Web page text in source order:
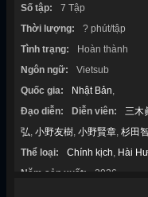
Số tập:
7 Tập
Thời lượng:
? phút/tập
Tình trạng:
Hoàn thành
Ngôn ngữ:
Vietsub
Quốc gia:
Nhật Bản,
Đạo diễn:
Diễn viên: 三木
弘, 小野友樹, 小野賢章, 杉田
Thể loại:
Chính kịch, Hài
Năm sản xuất:
2026